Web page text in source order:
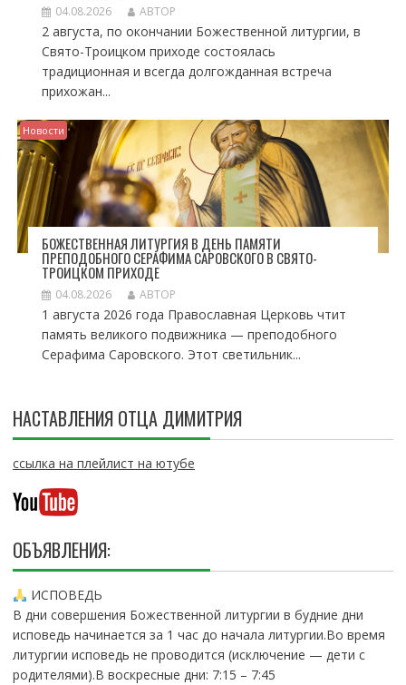
04.08.2026 АВТОР
2 августа, по окончании Божественной литургии, в
Свято-Троицком приходе состоялась
традиционная и всегда долгожданная встреча
прихожан...
Новости
БОЖЕСТВЕННАЯ ЛИТУРГИЯ В ДЕНЬ ПАМЯТИ
ПРЕПОДОБНОГО СЕРАФИМА САРОВСКОГО В СВЯТО-
ТРОИЦКОМ ПРИХОДЕ
04.08.2026 АВТОР
1 августа 2026 года Православная Церковь чтит
память великого подвижника — преподобного
Серафима Саровского. Этот светильник...
НАСТАВЛЕНИЯ ОТЦА ДИМИТРИЯ
ссылка на плейлист на ютубе
ОБЪЯВЛЕНИЯ:
ИСПОВЕДЬ
В дни совершения Божественной литургии в будние дни
исповедь начинается за 1 час до начала литургии.Во время
литургии исповедь не проводится (исключение — дети с
родителями).В воскресные дни: 7:15 – 7:45